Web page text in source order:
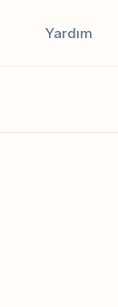
Yardım